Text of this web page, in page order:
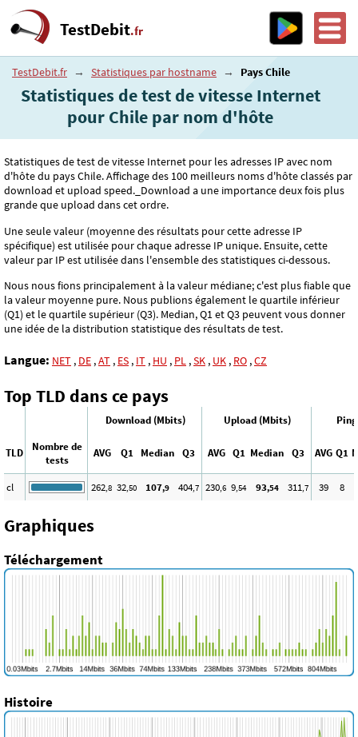
TestDebit.fr
TestDebit.fr → Statistiques par hostname → Pays Chile
Statistiques de test de vitesse Internet
pour Chile par nom d'hôte
Statistiques de test de vitesse Internet pour les adresses IP avec nom
d'hôte du pays Chile. Affichage des 100 meilleurs noms d'hôte classés par
download et upload speed._Download a une importance deux fois plus
grande que upload dans cet ordre.
Une seule valeur (moyenne des résultats pour cette adresse IP
spécifique) est utilisée pour chaque adresse IP unique. Ensuite, cette
valeur par IP est utilisée dans l'ensemble des statistiques ci-dessous.
Nous nous fions principalement à la valeur médiane; c'est plus fiable que
la valeur moyenne pure. Nous publions également le quartile inférieur
(Q1) et le quartile supérieur (Q3). Median, Q1 et Q3 peuvent vous donner
une idée de la distribution statistique des résultats de test.
Langue: NET , DE ,AT , ES , IT , HU , PL ,SK , UK , RO ,CZ
Top TLD dans ce pays
Download (Mbits) Upload (Mbits)
TLD
Nombre de
tests
AVG Q1 Median Q3 AVG Q1 Median Q3 AVG Q1
cl 262,8 32,50 107,9 404,7 230,6 9,54 93,54 311,7 39 8
Graphiques
Téléchargement
Histoire